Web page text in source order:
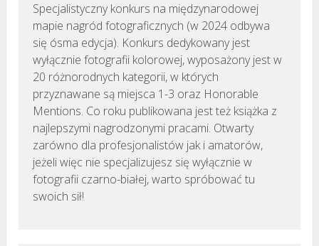
Specjalistyczny konkurs na międzynarodowej
mapie nagród fotograficznych (w 2024 odbywa
się ósma edycja). Konkurs dedykowany jest
wyłącznie fotografii kolorowej, wyposażony jest w
20 różnorodnych kategorii, w których
przyznawane są miejsca 1-3 oraz Honorable
Mentions. Co roku publikowana jest też książka z
najlepszymi nagrodzonymi pracami. Otwarty
zarówno dla profesjonalistów jak i amatorów,
jeżeli więc nie specjalizujesz się wyłącznie w
fotografii czarno-białej, warto spróbować tu
swoich sił!